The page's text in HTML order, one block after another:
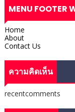
MENU FOOTER
Home
About
Contact Us
ความคิดเห็น
recentcomments